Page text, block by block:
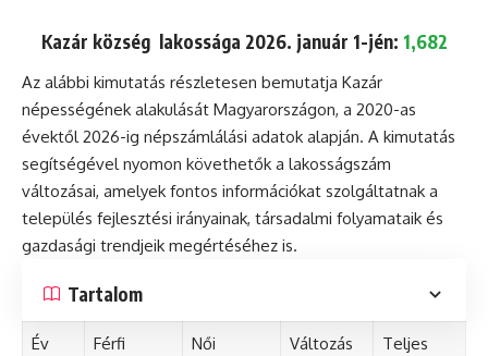
Kazár község lakossága 2026. január 1-jén: 1,682
Az alábbi kimutatás részletesen bemutatja Kazár
népességének alakulását Magyarországon, a 2020-as
évektől 2026-ig népszámlálási adatok alapján. A kimutatás
segítségével nyomon követhetők a lakosságszám
változásai, amelyek fontos információkat szolgáltatnak a
település fejlesztési irányainak, társadalmi folyamataik és
gazdasági trendjeik megértéséhez is.
Tartalom
Év
Férfi
Női
Változás
Teljes